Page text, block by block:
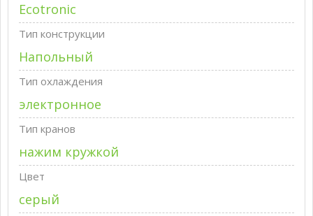
Ecotronic
Тип конструкции
Напольный
Тип охлаждения
электронное
Тип кранов
нажим кружкой
Цвет
серый